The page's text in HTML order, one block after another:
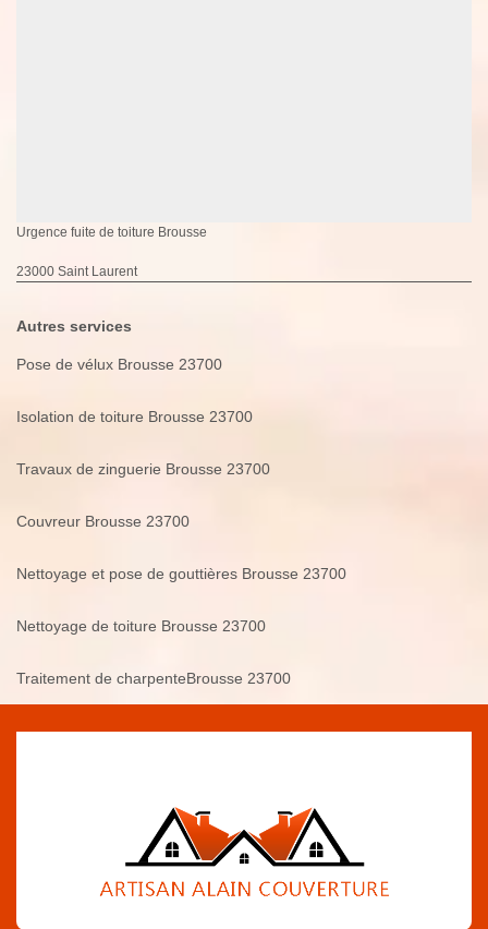
Urgence fuite de toiture Brousse
23000 Saint Laurent
Autres services
Pose de vélux Brousse 23700
Isolation de toiture Brousse 23700
Travaux de zinguerie Brousse 23700
Couvreur Brousse 23700
Nettoyage et pose de gouttières Brousse 23700
Nettoyage de toiture Brousse 23700
Traitement de charpenteBrousse 23700